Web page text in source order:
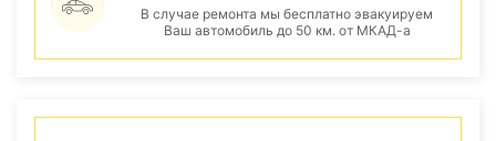
В случае ремонта мы бесплатно эвакуируем
Ваш автомобиль до 50 км. от МКАД-а